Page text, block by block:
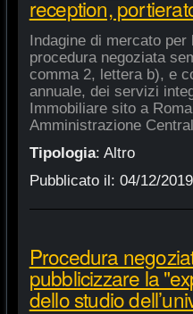
reception,
Indagine di mercato
procedura negoziata
comma 2, lettera b), e
annuale, dei servizi
Immobiliare sito a
Amministrazione
Tipologia: Altro
Pubblicato il: 04/12/2019
Procedura
pubblicizzare la
dello studio